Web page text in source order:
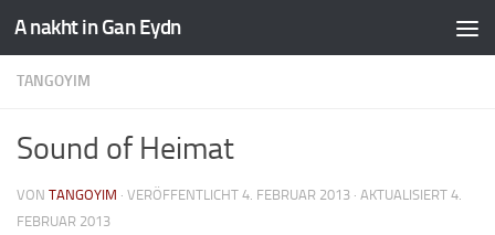
A nakht in Gan Eydn
TANGOYIM
Sound of Heimat
VON TANGOYIM · VERÖFFENTLICHT 4. FEBRUAR 2013 · AKTUALISIERT 4.
FEBRUAR 2013